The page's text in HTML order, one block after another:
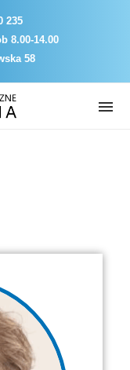
235
8.00-14.00
58